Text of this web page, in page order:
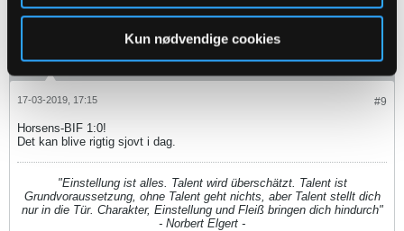
Kun nødvendige cookies
andlox
Oprettet: Nov 2013 Indlæg: 16054
#9
17-03-2019, 17:15
Horsens-BIF 1:0!
Det kan blive rigtig sjovt i dag.
"Einstellung ist alles. Talent wird überschätzt. Talent ist
Grundvoraussetzung, ohne Talent geht nichts, aber Talent stellt dich
nur in die Tür. Charakter, Einstellung und Fleiß bringen dich hindurch"
- Norbert Elgert -